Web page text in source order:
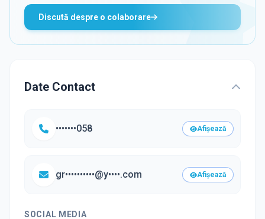
Discută despre o colaborare
Date Contact
•••••••058 Afișează
gr••••••••••@y••••.com Afișează
SOCIAL MEDIA